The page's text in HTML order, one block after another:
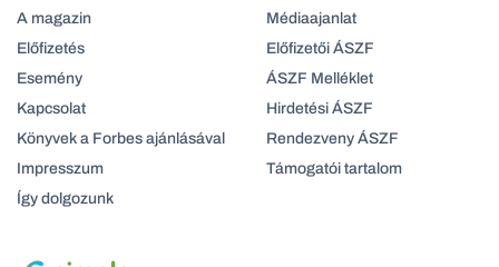
A magazin
Előfizetés
Esemény
Kapcsolat
Könyvek a Forbes ajánlásával
Impresszum
Így dolgozunk
Médiaajanlat
Előfizetői ÁSZF
ÁSZF Melléklet
Hirdetési ÁSZF
Rendezveny ÁSZF
Támogatói tartalom